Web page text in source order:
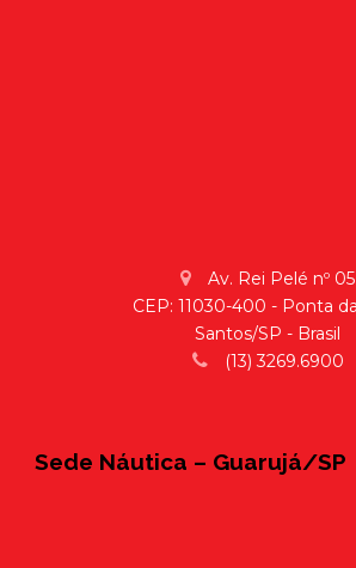
Av. Rei Pelé nº 05
CEP: 11030-400 - Ponta
Santos/SP - Brasil
(13) 3269.6900
Sede Náutica – Guarujá/SP